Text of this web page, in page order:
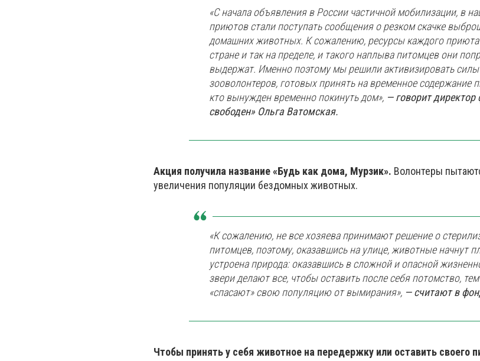
«С начала объявления в России частичной мобилизации, в
приютов стали поступать сообщения о резком скачке
домашних животных. К сожалению, ресурсы каждого
стране и так на пределе, и такого наплыва питомцев они
выдержат. Именно поэтому мы решили активизировать
зооволонтеров, готовых принять на временное содержание
кто вынужден временно покинуть дом», — говорит директор
свободен» Ольга Ватомская.
Акция получила название «Будь как дома, Мурзик». Волонтеры
увеличения популяции бездомных животных.
«К сожалению, не все хозяева принимают решение о
питомцев, поэтому, оказавшись на улице, животные начнут
устроена природа: оказавшись в сложной и опасной
звери делают все, чтобы оставить после себя потомство,
«спасают» свою популяцию от вымирания», — считают в
Чтобы принять у себя животное на передержку или оставить своего